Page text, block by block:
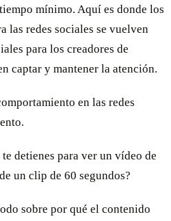
mínimo. Aquí es donde los
las redes sociales se vuelven
para los creadores de
captar y mantener la atención.
en las redes
detienes para ver un vídeo de
un clip de 60 segundos?
sobre por qué el contenido